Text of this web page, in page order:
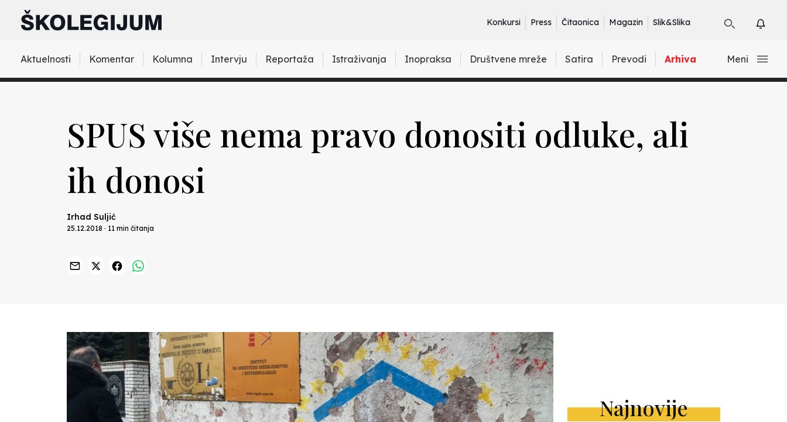
Konkursi Press Čitaonica Magazin Slik&Slika
Aktuelnosti Komentar Kolumna Intervju Reportaža Istraživanja Inopraksa Društvene mreže Satira Prevodi Arhiva Meni
SPUS više nema pravo donositi odluke, ali
ih donosi
Irhad Suljić
25.12.2018 · 11 min čitanja
Najnovije